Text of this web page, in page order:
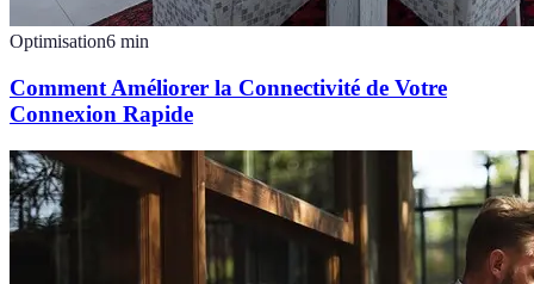
Optimisation6 min
Comment Améliorer la Connectivité de Votre
Connexion Rapide